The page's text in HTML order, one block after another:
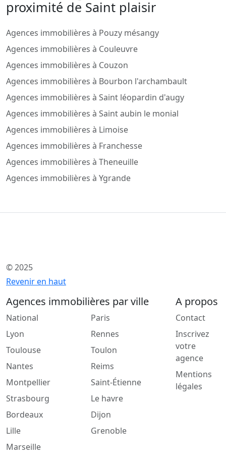
proximité de Saint plaisir
Agences immobilières à Pouzy mésangy
Agences immobilières à Couleuvre
Agences immobilières à Couzon
Agences immobilières à Bourbon l'archambault
Agences immobilières à Saint léopardin d'augy
Agences immobilières à Saint aubin le monial
Agences immobilières à Limoise
Agences immobilières à Franchesse
Agences immobilières à Theneuille
Agences immobilières à Ygrande
© 2025
Revenir en haut
Agences immobilières par ville
National
Lyon
Toulouse
Nantes
Montpellier
Strasbourg
Bordeaux
Lille
Marseille
Paris
Rennes
Toulon
Reims
Saint-Étienne
Le havre
Dijon
Grenoble
A propos
Contact
Inscrivez
votre
agence
Mentions
légales